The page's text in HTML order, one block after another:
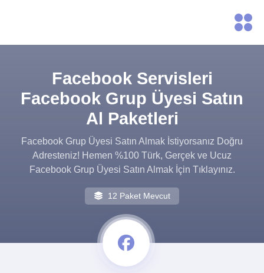
Facebook Servisleri
Facebook Grup Üyesi Satın
Al Paketleri
Facebook Grup Üyesi Satın Almak İstiyorsanız Doğru
Adresteniz! Hemen %100 Türk, Gerçek ve Ucuz
Facebook Grup Üyesi Satın Almak İçin Tıklayınız.
12 Paket Mevcut